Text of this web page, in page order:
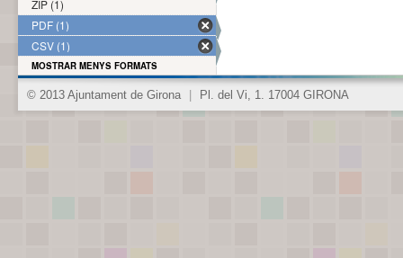
ZIP (1)
PDF (1)
CSV (1)
MOSTRAR MENYS FORMATS
© 2013 Ajuntament de Girona Pl. del Vi, 1. 17004 GIRONA